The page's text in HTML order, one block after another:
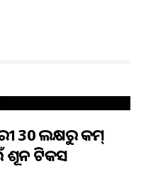
30 ଲକ୍ଷରୁ କମ୍
ଶୂନ ଟିକସ